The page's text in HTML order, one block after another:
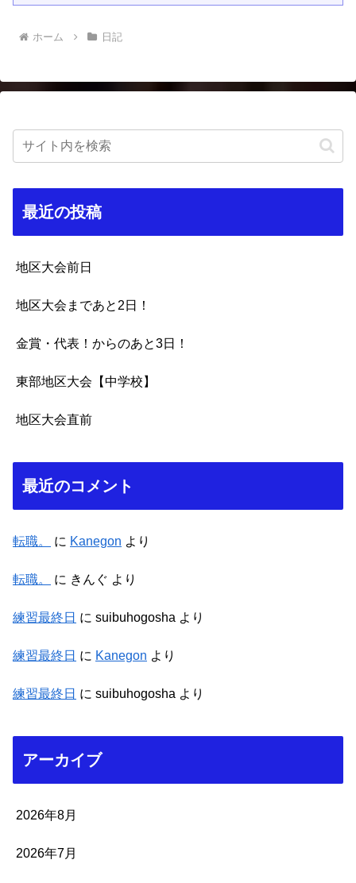
ホーム 日記
最近の投稿
地区大会前日
地区大会まであと2日！
金賞・代表！からのあと3日！
東部地区大会【中学校】
地区大会直前
最近のコメント
転職。 に Kanegon より
転職。 に きんぐ より
練習最終日 に suibuhogosha より
練習最終日 に Kanegon より
練習最終日 に suibuhogosha より
アーカイブ
2026年8月
2026年7月